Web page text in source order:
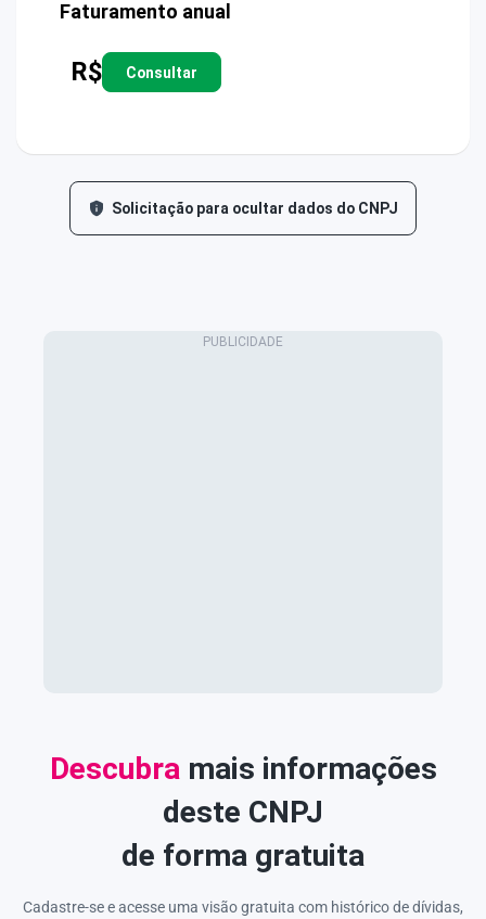
Faturamento anual
R$ Consultar
Solicitação para ocultar dados do CNPJ
Descubra mais informações
deste CNPJ
de forma gratuita
Cadastre-se e acesse uma visão gratuita com histórico de dívidas,